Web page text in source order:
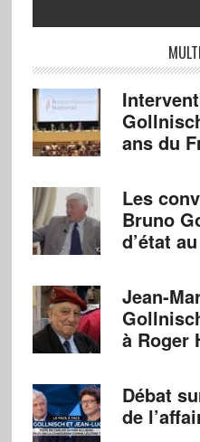
ans du
Les
Bruno
d’état
Jean-
à Roger
Débat
de